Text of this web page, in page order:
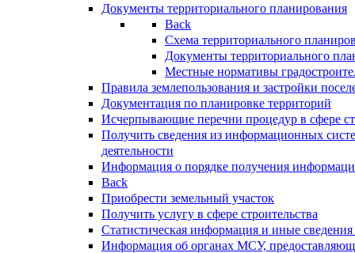
Документы территориального планирования
Back
Схема территориального
Документы территориального
Местные нормативы
Правила землепользования и застройки
Документация по планировке территорий
Исчерпывающие перечни процедур в сфере
Получить сведения из информационных
деятельности
Информация о порядке получения
Back
Приобрести земельный участок
Получить услугу в сфере строительства
Статистическая информация и иные сведения
Информация об органах МСУ,